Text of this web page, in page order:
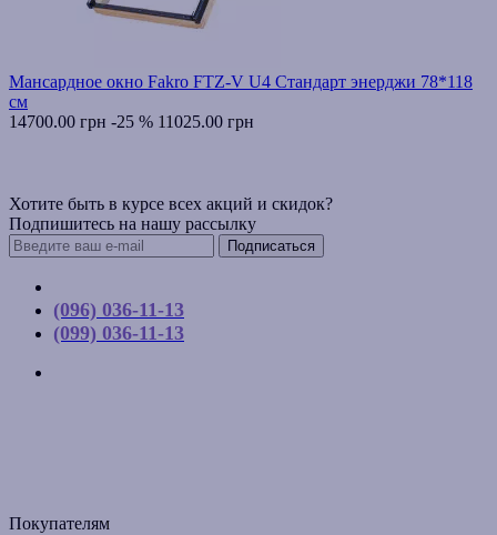
Мансардное окно Fakro FTZ-V U4 Стандарт энерджи 78*118
см
14700.00 грн -25 % 11025.00 грн
Хотите быть в курсе всех акций и скидок?
Подпишитесь на нашу рассылку
Подписаться
(096) 036-11-13
(099) 036-11-13
Покупателям